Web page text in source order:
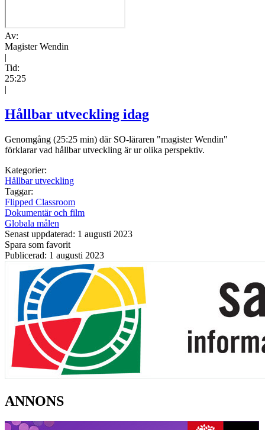
Av:
Magister Wendin
|
Tid:
25:25
|
Hållbar utveckling idag
Genomgång (25:25 min) där SO-läraren "magister Wendin"
förklarar vad hållbar utveckling är ur olika perspektiv.
Kategorier:
Hållbar utveckling
Taggar:
Flipped Classroom
Dokumentär och film
Globala målen
Senast uppdaterad: 1 augusti 2023
Spara som favorit
Publicerad: 1 augusti 2023
ANNONS